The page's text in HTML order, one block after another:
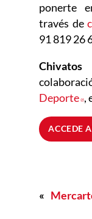
ponerte
través de
91 819 26
Deporte ,
ACCEDE
«